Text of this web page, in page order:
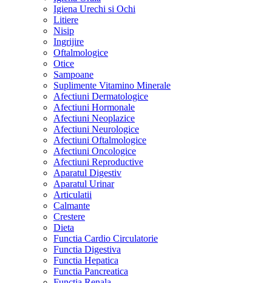
Igiena Urechi si Ochi
Litiere
Nisip
Ingrijire
Oftalmologice
Otice
Sampoane
Suplimente Vitamino Minerale
Afectiuni Dermatologice
Afectiuni Hormonale
Afectiuni Neoplazice
Afectiuni Neurologice
Afectiuni Oftalmologice
Afectiuni Oncologice
Afectiuni Reproductive
Aparatul Digestiv
Aparatul Urinar
Articulatii
Calmante
Crestere
Dieta
Functia Cardio Circulatorie
Functia Digestiva
Functia Hepatica
Functia Pancreatica